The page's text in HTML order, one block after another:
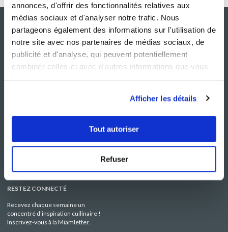
annonces, d'offrir des fonctionnalités relatives aux
médias sociaux et d'analyser notre trafic. Nous
partageons également des informations sur l'utilisation de
notre site avec nos partenaires de médias sociaux, de
publicité et d'analyse, qui peuvent potentiellement
combiner celles-ci avec d'autres informations que vous
Afficher les détails
Tout autoriser
Refuser
Le Mag'
Boutique
C.G.U
Mentions légales
Politique de confidentialité
Utilisation des Cookies
RESTEZ CONNECTÉ
Recevez chaque semaine un
concentré d'inspiration cuilinaire !
Inscrivez-vous à la Miamletter.